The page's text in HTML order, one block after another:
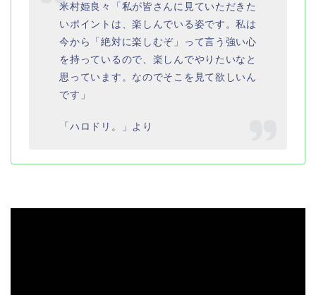
米村姫良々「私が皆さんに見ていただきた
いポイントは、楽しんでいる姿です。私は
今から「絶対に楽しむぞ」って言う強い心
を持っているので、楽しんでやりたいなと
思っています。なのでそこを見て欲しいん
です」
「ハロドリ。」より